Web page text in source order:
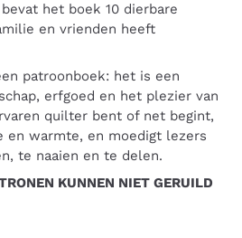
het boek 10 dierbare
en vrienden heeft
patroonboek: het is een
erfgoed en het plezier van
quilter bent of net begint,
en warmte, en moedigt lezers
te naaien en te delen.
KUNNEN NIET GERUILD